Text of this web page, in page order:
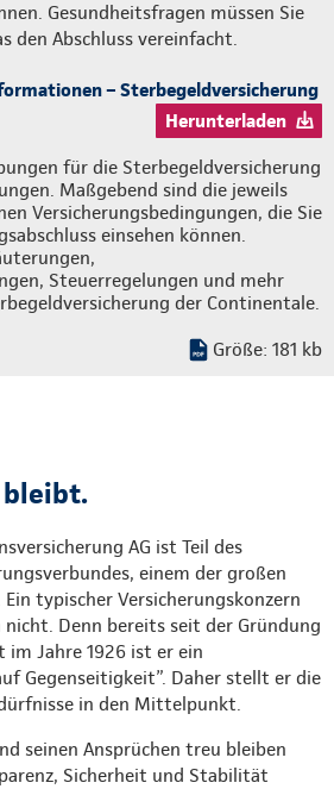
Gesundheitsfragen müssen Sie
den Abschluss vereinfacht.
– Sterbegeldversicherung
Herunterladen
für die Sterbegeldversicherung
Maßgebend sind die jeweils
Versicherungsbedingungen, die Sie
einsehen können.
Steuerregelungen und mehr
der Continentale.
Größe: 181 kb
bleibt.
AG ist Teil des
einem der großen
typischer Versicherungskonzern
Denn bereits seit der Gründung
Jahre 1926 ist er ein
Gegenseitigkeit”. Daher stellt er die
in den Mittelpunkt.
seinen Ansprüchen treu bleiben
Sicherheit und Stabilität